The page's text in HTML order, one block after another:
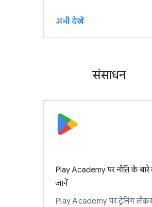
अभी देखें
संसाधन
Play Academy पर नीति के बारे
जानें
Play Academy पर ट्रेनिंग